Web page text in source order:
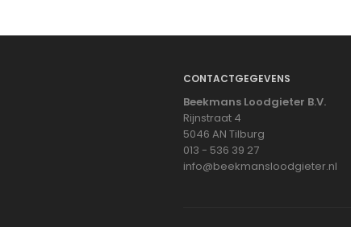
CONTACTGEGEVENS
Beekmans Loodgieter B.V.
Rijnstraat 4
5046 AN Tilburg
013 - 536 39 27
info@beekmansloodgieter.nl